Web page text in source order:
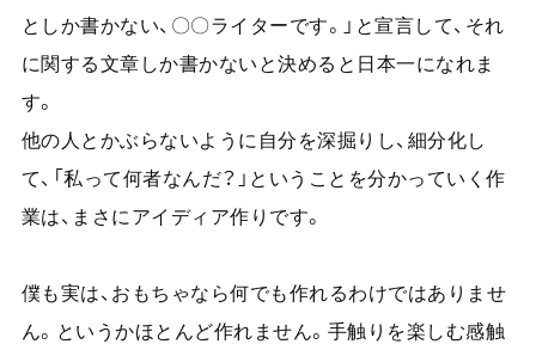
としか書かない、〇〇ライターです。」と宣言して、それ
に関する文章しか書かないと決めると日本一になれま
す。
他の人とかぶらないように自分を深掘りし、細分化し
て、「私って何者なんだ？」ということを分かっていく作
業は、まさにアイディア作りです。
僕も実は、おもちゃなら何でも作れるわけではありませ
ん。というかほとんど作れません。手触りを楽しむ感触